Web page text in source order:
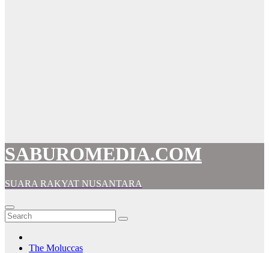
SABUROMEDIA.COM
SUARA RAKYAT NUSANTARA
The Moluccas